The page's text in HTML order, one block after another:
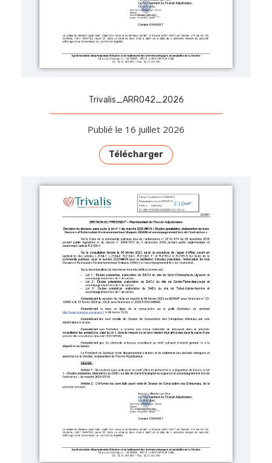
Trivalis_ARR042_2026
Publié le 16 juillet 2026
Télécharger